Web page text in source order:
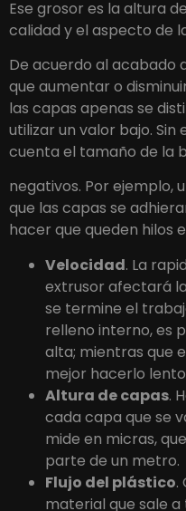
Ese grosor es la altura
calidad y el aspecto de
De acuerdo al acabado
que aumentar o
las capas apenas se
utilizar un valor bajo.
cuenta el tamaño de la
negativos. Por
que las capas se
hacer que queden hilos
Velocidad. La
extrusor afectará
se termine el
relleno interno, es
alta; mientras que
mejor hacerlo
Altura de capas.
cada capa que se
mide en micras,
parte de un metro.
Flujo del plástico.
material que sale